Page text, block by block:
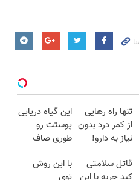
تنها راه رهایی
از کمر درد بدون
نیاز به دارو!
این گیاه دریایی
پوستت رو
طوری صاف
20سال جوون
قاتل سلامتی
با این روش